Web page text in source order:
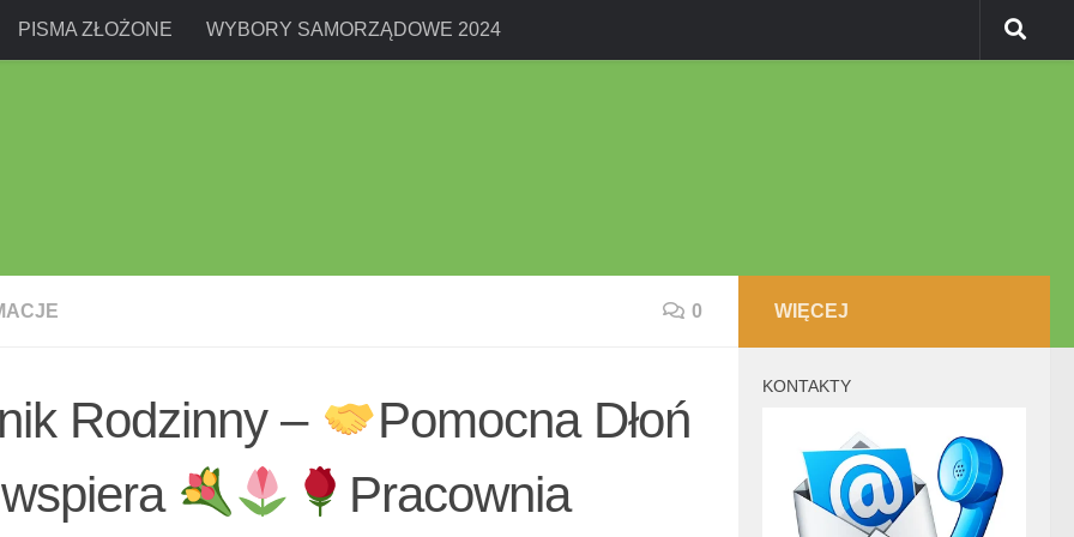
PISMA ZŁOŻONE WYBORY SAMORZĄDOWE 2024
0
Rodzinny –
Pomocna Dłoń
wspiera
Pracownia
WIĘCEJ
KONTAKTY